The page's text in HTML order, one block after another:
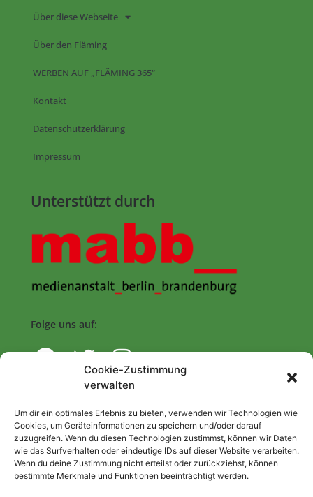
Cookie-Zustimmung
verwalten
Um dir ein optimales Erlebnis zu bieten, verwenden wir Technologien wie
Cookies, um Geräteinformationen zu speichern und/oder darauf
zuzugreifen. Wenn du diesen Technologien zustimmst, können wir Daten
wie das Surfverhalten oder eindeutige IDs auf dieser Website verarbeiten.
Wenn du deine Zustimmung nicht erteilst oder zurückziehst, können
bestimmte Merkmale und Funktionen beeinträchtigt werden.
Über diese Webseite
Über den Fläming
WERBEN AUF „FLÄMING 365“
Kontakt
Datenschutzerklärung
Impressum
Unterstützt durch
Folge uns auf:
Start
Nutzungsbedingungen